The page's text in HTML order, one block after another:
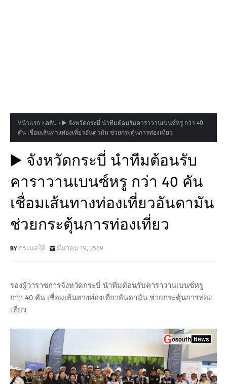
หน้าแรก คลิป
▶️ จังหวัดกระบี่ นำทีมต้อนรับคาราวานเบนซ์หรู กว่า 40
คัน เชื่อมเส้นทางท่องเที่ยวอันดามัน ช่วยกระตุ้นการท่องเที่ยว
▶️ จังหวัดกระบี่ นำทีมต้อนรับ
คาราวานเบนซ์หรู กว่า 40 คัน
เชื่อมเส้นทางท่องเที่ยวอันดามัน
ช่วยกระตุ้นการท่องเที่ยว
กระแสใต้ มีนาคม 19, 2569
รองผู้ว่าราชการจังหวัดกระบี่ นำทีมต้อนรับคาราวานเบนซ์หรู
กว่า 40 คัน เชื่อมเส้นทางท่องเที่ยวอันดามัน ช่วยกระตุ้นการท่อง
เที่ยว